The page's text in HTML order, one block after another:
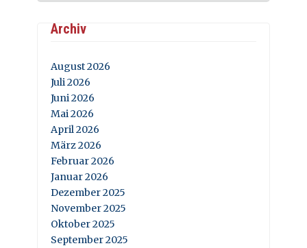
Archiv
August 2026
Juli 2026
Juni 2026
Mai 2026
April 2026
März 2026
Februar 2026
Januar 2026
Dezember 2025
November 2025
Oktober 2025
September 2025